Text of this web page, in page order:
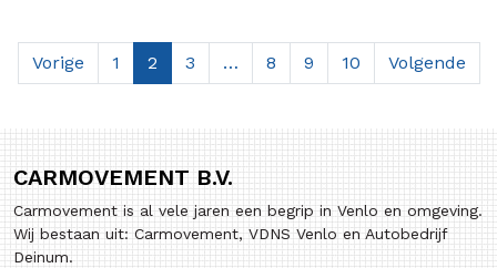
Vorige 1 2 3 … 8 9 10 Volgende
CARMOVEMENT B.V.
Carmovement is al vele jaren een begrip in Venlo en omgeving.
Wij bestaan uit: Carmovement, VDNS Venlo en Autobedrijf
Deinum.